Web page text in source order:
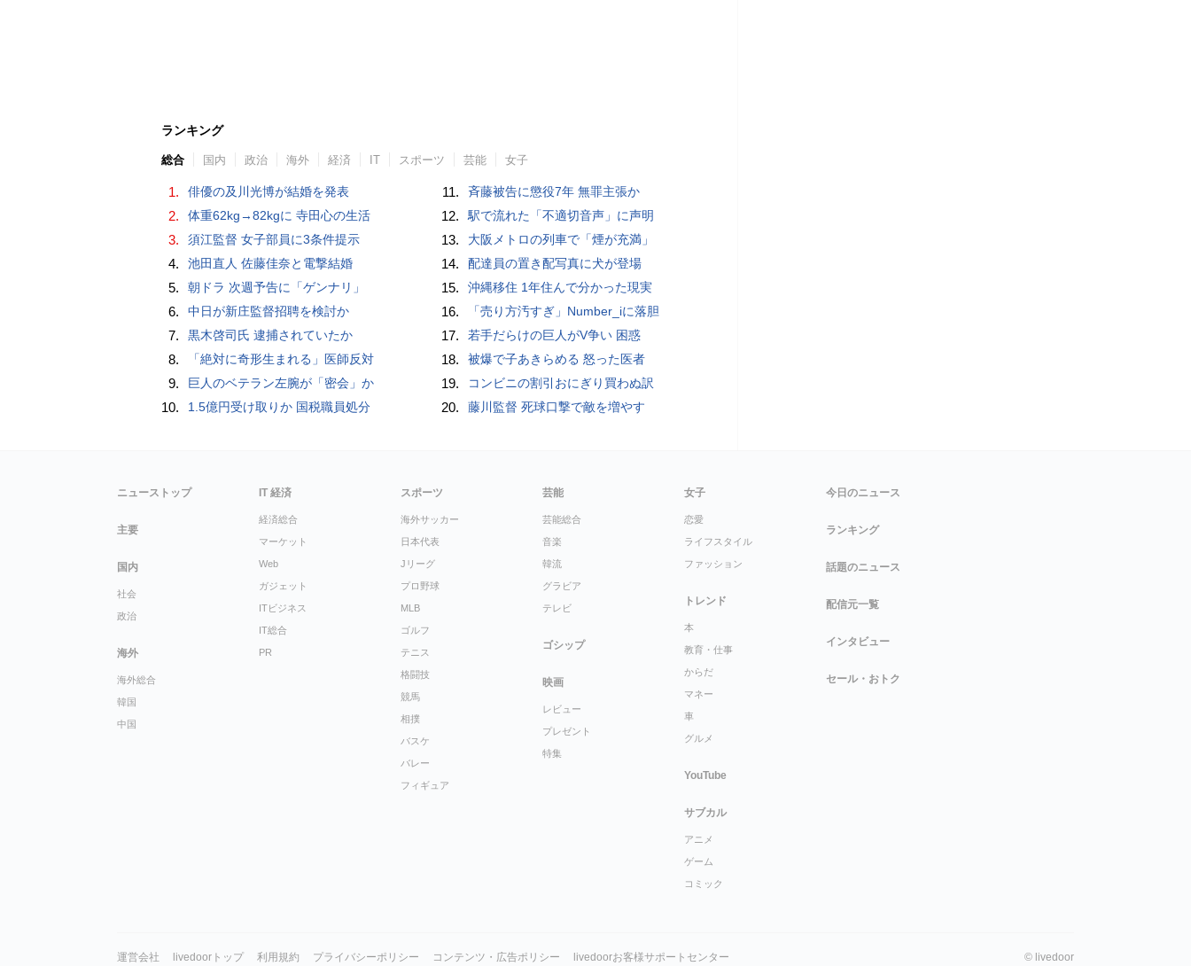
ランキング
総合 国内 政治 海外 経済 IT スポーツ 芸能 女子
1. 俳優の及川光博が結婚を発表
2. 体重62kg→82kgに 寺田心の生活
3. 須江監督 女子部員に3条件提示
4. 池田直人 佐藤佳奈と電撃結婚
5. 朝ドラ 次週予告に「ゲンナリ」
6. 中日が新庄監督招聘を検討か
7. 黒木啓司氏 逮捕されていたか
8. 「絶対に奇形生まれる」医師反対
9. 巨人のベテラン左腕が「密会」か
10. 1.5億円受け取りか 国税職員処分
11. 斉藤被告に懲役7年 無罪主張か
12. 駅で流れた「不適切音声」に声明
13. 大阪メトロの列車で「煙が充満」
14. 配達員の置き配写真に犬が登場
15. 沖縄移住 1年住んで分かった現実
16. 「売り方汚すぎ」Number_iに落胆
17. 若手だらけの巨人がV争い 困惑
18. 被爆で子あきらめる 怒った医者
19. コンビニの割引おにぎり買わぬ訳
20. 藤川監督 死球口撃で敵を増やす
ニューストップ
主要
国内
社会
政治
海外
海外総合
韓国
中国
IT 経済
経済総合
マーケット
Web
ガジェット
ITビジネス
IT総合
PR
スポーツ
海外サッカー
日本代表
Jリーグ
プロ野球
MLB
ゴルフ
テニス
格闘技
競馬
相撲
バスケ
バレー
フィギュア
芸能
芸能総合
音楽
韓流
グラビア
テレビ
ゴシップ
映画
レビュー
プレゼント
特集
女子
恋愛
ライフスタイル
ファッション
トレンド
本
教育・仕事
からだ
マネー
車
グルメ
YouTube
サブカル
アニメ
ゲーム
コミック
今日のニュース
ランキング
話題のニュース
配信元一覧
インタビュー
セール・おトク
運営会社 livedoorトップ 利用規約 プライバシーポリシー コンテンツ・広告ポリシー livedoorお客様サポートセンター © livedoor